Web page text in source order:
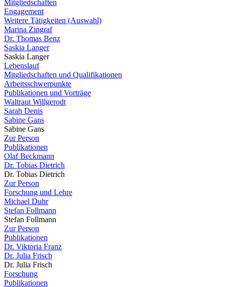
Mitgliedschaften
Engagement
Weitere Tätigkeiten (Auswahl)
Marina Zingraf
Dr. Thomas Benz
Saskia Langer
Saskia Langer
Lebenslauf
Mitgliedschaften und Qualifikationen
Arbeitsschwerpunkte
Publikationen und Vorträge
Waltraut Willgerodt
Sarah Denis
Sabine Gans
Sabine Gans
Zur Person
Publikationen
Olaf Beckmann
Dr. Tobias Dietrich
Dr. Tobias Dietrich
Zur Person
Forschung und Lehre
Michael Duhr
Stefan Follmann
Stefan Follmann
Zur Person
Publikationen
Dr. Viktoria Franz
Dr. Julia Frisch
Dr. Julia Frisch
Forschung
Publikationen